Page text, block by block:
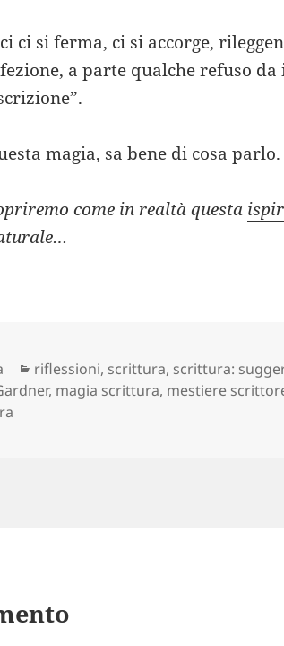
ci si ferma, ci si accorge,
a parte qualche refuso
magia, sa bene di cosa parlo.
come in realtà questa
Categorie
riflessioni, scrittura, scrittura:
, magia scrittura, mestiere